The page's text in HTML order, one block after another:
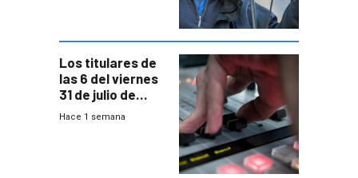
Los titulares de
las 6 del viernes
31 de julio de
2026
Hace 1 semana